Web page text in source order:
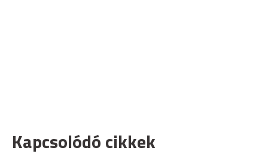
Kapcsolódó cikkek